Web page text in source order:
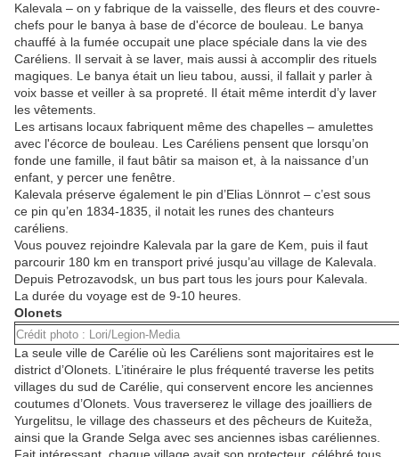
Kalevala – on y fabrique de la vaisselle, des fleurs et des couvre-
chefs pour le banya à base de d'écorce de bouleau. Le banya
chauffé à la fumée occupait une place spéciale dans la vie des
Caréliens. Il servait à se laver, mais aussi à accomplir des rituels
magiques. Le banya était un lieu tabou, aussi, il fallait y parler à
voix basse et veiller à sa propreté. Il était même interdit d’y laver
les vêtements.
Les artisans locaux fabriquent même des chapelles – amulettes
avec l'écorce de bouleau. Les Caréliens pensent que lorsqu’on
fonde une famille, il faut bâtir sa maison et, à la naissance d’un
enfant, y percer une fenêtre.
Kalevala préserve également le pin d’Elias Lönnrot – c’est sous
ce pin qu’en 1834-1835 il notait les runes des chanteurs
caréliens.
Vous pouvez rejoindre Kalevala par la gare de Kem, puis il faut
parcourir 180 km en transport privé jusqu’au village de Kalevala.
Depuis Petrozavodsk, un bus part tous les jours pour Kalevala.
La durée du voyage est de 9-10 heures.
Olonets
Crédit photo : Lori/Legion-Media
La seule ville de Carélie où les Caréliens sont majoritaires est le
district d’Olonets. L’itinéraire le plus fréquenté traverse les petits
villages du sud de Carélie qui conservent encore les anciennes
coutumes d’Olonets. Vous traverserez le village des joailliers de
Yurgelitsu, le village des chasseurs et des pêcheurs de Kuiteža,
ainsi que la Grande Selga avec ses anciennes isbas caréliennes.